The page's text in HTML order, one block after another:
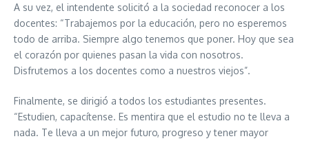
A su vez, el intendente solicitó a la sociedad reconocer a los
docentes: “Trabajemos por la educación, pero no esperemos
todo de arriba. Siempre algo tenemos que poner. Hoy que sea
el corazón por quienes pasan la vida con nosotros.
Disfrutemos a los docentes como a nuestros viejos”.
Finalmente, se dirigió a todos los estudiantes presentes.
“Estudien, capacítense. Es mentira que el estudio no te lleva a
nada. Te lleva a un mejor futuro, progreso y tener mayor